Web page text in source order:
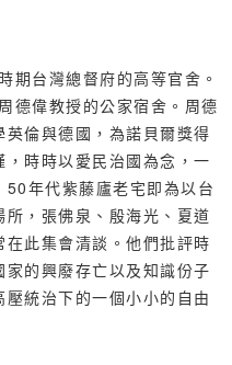
期台灣總督府的高等官舍。
德偉教授的公家宿舍。周德
倫與德國，為諾貝爾獎得
時時以愛民治國為念，一
年代紫藤廬老宅即為以台
，張佛泉、殷海光、夏道
此集會清談。他們批評時
的興廢存亡以及知識份子
統治下的一個小小的自由